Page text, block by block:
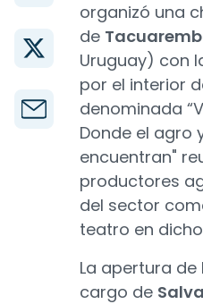
organizó una
de
Uruguay) con
por el interior
denominada
Donde el agro
encuentran"
productores
del sector
teatro en
La apertura
cargo de